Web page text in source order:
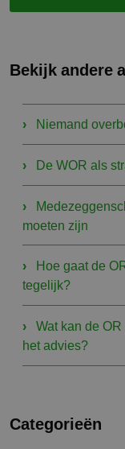
Bekijk andere
Niemand
De WOR als
moeten zijn
Hoe gaat de
tegelijk?
Wat kan de
het advies?
Categorieën